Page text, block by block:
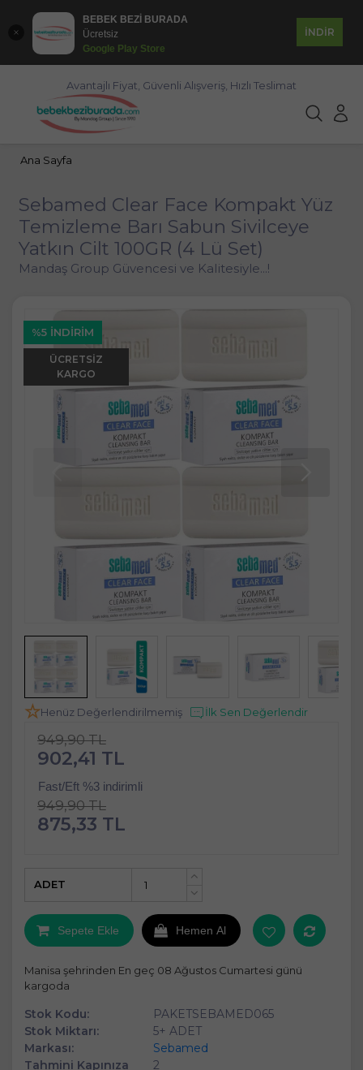
BEBEK BEZİ BURADA
Ücretsiz
Google Play Store
İNDİR
Avantajlı Fiyat, Güvenli Alışveriş, Hızlı Teslimat
Ana Sayfa
Sebamed Clear Face Kompakt Yüz
Temizleme Barı Sabun Sivilceye
Yatkın Cilt 100GR (4 Lü Set)
Mandaş Group Güvencesi ve Kalitesiyle...!
%5 İNDIRIM
ÜCRETSIZ
KARGO
Henüz Değerlendirilmemiş İlk Sen Değerlendir
949,90 TL
902,41 TL
Fast/Eft %3 indirimli
949,90 TL
875,33 TL
+
ADET
Sepete Ekle Hemen Al
Manisa şehrinden En geç 08 Ağustos Cumartesi günü
kargoda
Stok Kodu:
PAKETSEBAMED065
Stok Miktarı:
5+ ADET
Markası:
Sebamed
Tahmini Kapınıza
2